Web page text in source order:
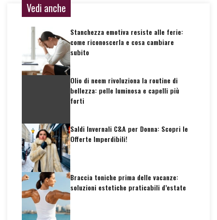
Vedi anche
Stanchezza emotiva resiste alle ferie:
come riconoscerla e cosa cambiare
subito
Olio di neem rivoluziona la routine di
bellezza: pelle luminosa e capelli più
forti
Saldi Invernali C&A per Donna: Scopri le
Offerte Imperdibili!
Braccia toniche prima delle vacanze:
soluzioni estetiche praticabili d’estate